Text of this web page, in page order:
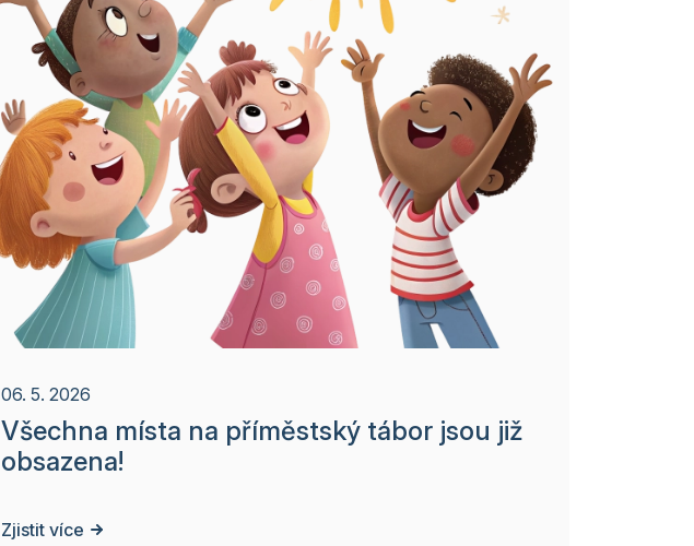
06. 5. 2026
Všechna místa na příměstský tábor jsou již
obsazena!
Zjistit více